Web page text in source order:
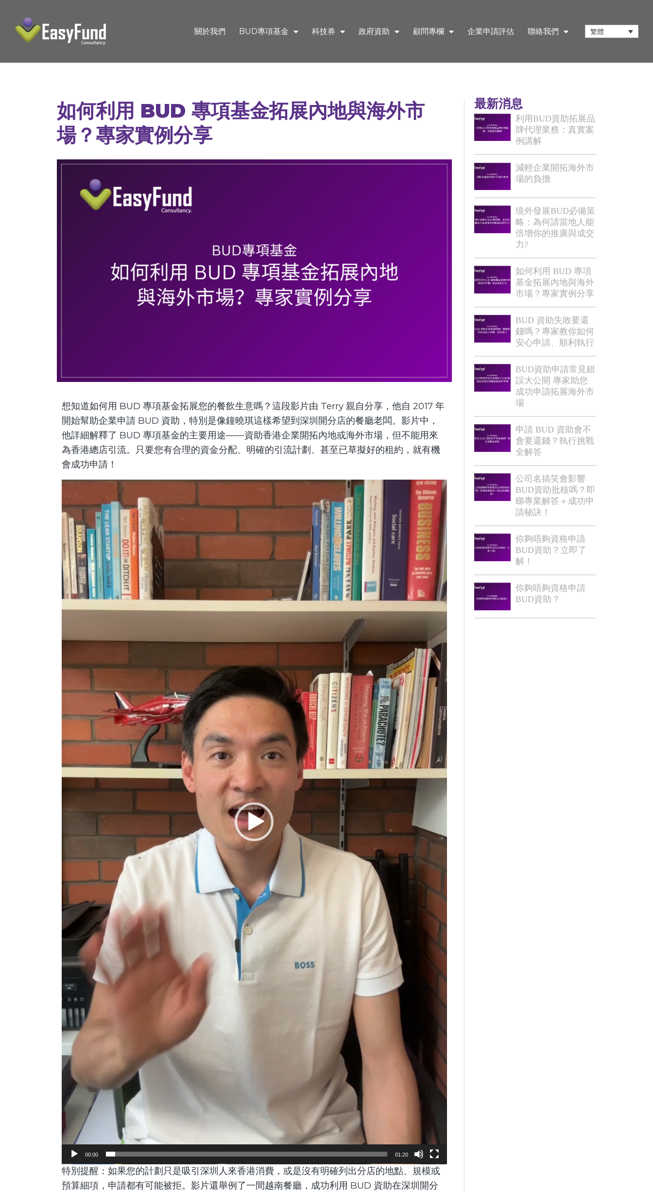
關於我們 BUD專項基金 科技券 政府資助 顧問專欄 企業申請評估 聯絡我們 繁體
如何利用 BUD 專項基金拓展內地與海外市
場？專家實例分享
想知道如何用 BUD 專項基金拓展您的餐飲生意嗎？這段影片由 Terry 親自分享，他自 2017 年
開始幫助企業申請 BUD 資助，特別是像鐘曉琪這樣希望到深圳開分店的餐廳老闆。影片中，
他詳細解釋了 BUD 專項基金的主要用途——資助香港企業開拓內地或海外市場，但不能用來
為香港總店引流。只要您有合理的資金分配、明確的引流計劃、甚至已草擬好的租約，就有機
會成功申請！
播
器
00:00 01:20
特別提醒：如果您的計劃只是吸引深圳人來香港消費，或是沒有明確列出分店的地點、規模或
預算細項，申請都有可能被拒。影片還舉例了一間越南餐廳，成功利用 BUD 資助在深圳開分
最新消息
利用BUD資助拓展品
牌代理業務：真實案
例講解
減輕企業開拓海外市
場的負擔
境外發展BUD必備策
略：為何請當地人能
倍增你的推廣與成交
力?
如何利用 BUD 專項
基金拓展內地與海外
市場？專家實例分享
BUD 資助失敗要還
錢嗎？專家教你如何
安心申請、順利執行
BUD資助申請常見錯
誤大公開 專家助您
成功申請拓展海外市
場
申請 BUD 資助會不
會要還錢？執行挑戰
全解答
公司名搞笑會影響
BUD資助批核嗎？即
睇專業解答＋成功申
請秘訣！
你夠唔夠資格申請
BUD資助？立即了
解！
你夠唔夠資格申請
BUD資助？